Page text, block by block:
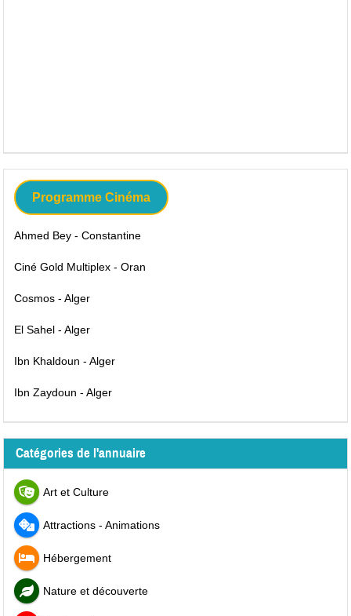
Programme Cinéma
Ahmed Bey - Constantine
Ciné Gold Multiplex - Oran
Cosmos - Alger
El Sahel - Alger
Ibn Khaldoun - Alger
Ibn Zaydoun - Alger
Catégories de l'annuaire
Art et Culture
Attractions - Animations
Hébergement
Nature et découverte